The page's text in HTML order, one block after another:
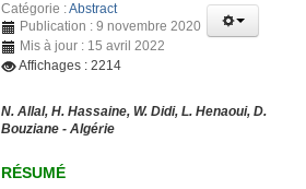
Catégorie :Abstract
Publication : 9 novembre 2020
Mis à jour : 15 avril 2022
Affichages : 2214
N. Allal, H. Hassaine, W. Didi, L. Henaoui, D.
Bouziane - Algérie
RÉSUMÉ